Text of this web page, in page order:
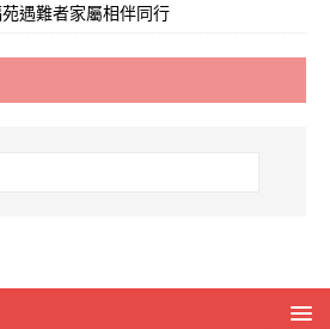
遇難者家屬相伴同行